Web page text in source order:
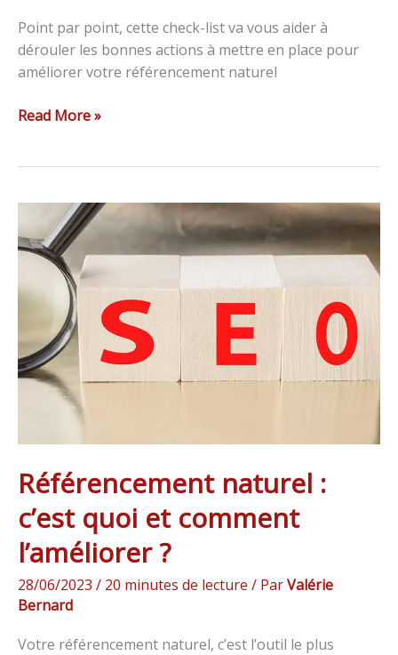
Point par point, cette check-list va vous aider à
dérouler les bonnes actions à mettre en place pour
améliorer votre référencement naturel
Read More »
Référencement naturel :
c’est quoi et comment
l’améliorer ?
28/06/2023 / 20 minutes de lecture / ParValérie
Bernard
Votre référencement naturel, c’est l’outil le plus
Référencement
naturel
:
quoi
comment
l’améliorer